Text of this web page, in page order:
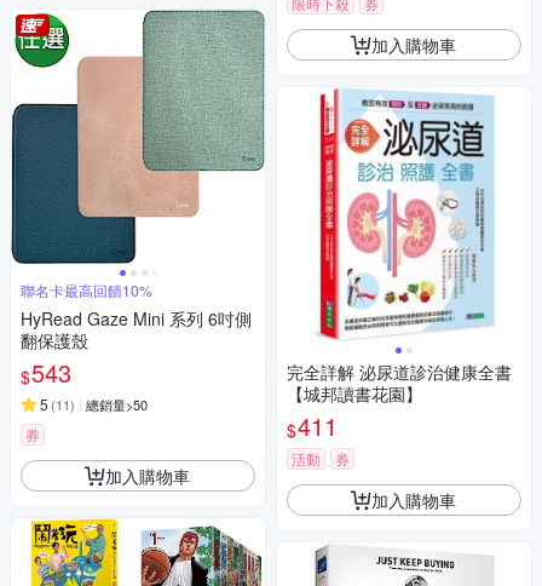
聯名卡最高回饋10%
HyRead Gaze Mini 系列 6吋側
翻保護殼
$543
5 (11) 總銷量>50
券
加入購物車
加入購物車
完全詳解 泌尿道診治健康全書
【城邦讀書花園】
$411
活動 券
加入購物車